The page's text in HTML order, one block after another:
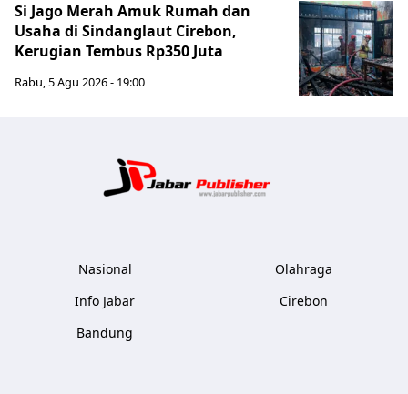
Si Jago Merah Amuk Rumah dan
Usaha di Sindanglaut Cirebon,
Kerugian Tembus Rp350 Juta
Rabu, 5 Agu 2026 - 19:00
Nasional
Info Jabar
Bandung
Olahraga
Cirebon